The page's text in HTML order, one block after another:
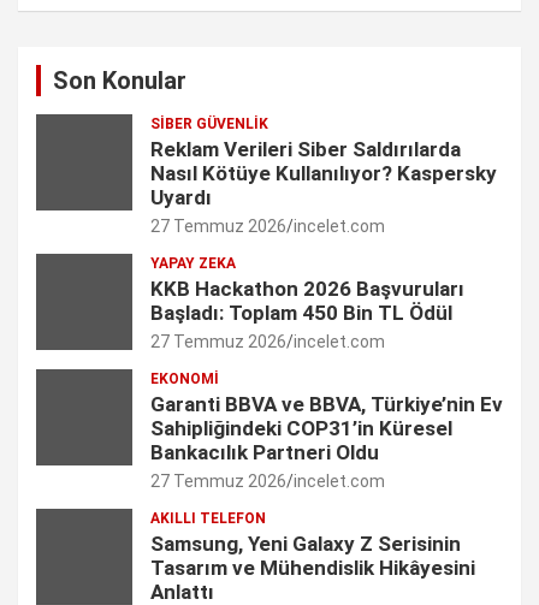
F
I
L
k
e
d
n
T
t
t
e
r
Y
T
u
b
C
a
n
n
e
l
Son Konular
SIBER GÜVENLIK
Reklam Verileri Siber Saldırılarda
Nasıl Kötüye Kullanılıyor? Kaspersky
Uyardı
27 Temmuz 2026 incelet.com
YAPAY ZEKA
KKB Hackathon 2026 Başvuruları
Başladı: Toplam 450 Bin TL Ödül
27 Temmuz 2026 incelet.com
EKONOMI
Garanti BBVA ve BBVA, Türkiye’nin Ev
Sahipliğindeki COP31’in Küresel
Bankacılık Partneri Oldu
27 Temmuz 2026 incelet.com
AKILLI TELEFON
Samsung, Yeni Galaxy Z Serisinin
Tasarım ve Mühendislik Hikâyesini
Anlattı